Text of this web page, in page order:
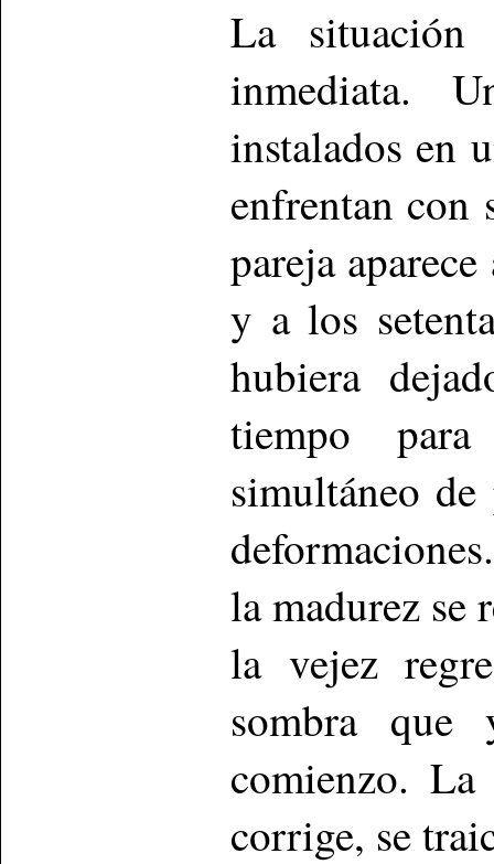
La situación
inmediata.
instalados en
enfrentan con
pareja
y a los
hubiera
tiempo
simultáneo de
la madurez se
la vejez
sombra que
comienzo.
corrige, se